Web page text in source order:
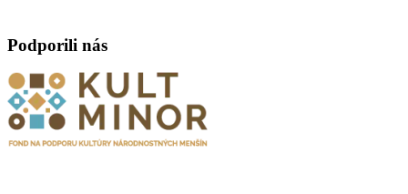
Podporili nás